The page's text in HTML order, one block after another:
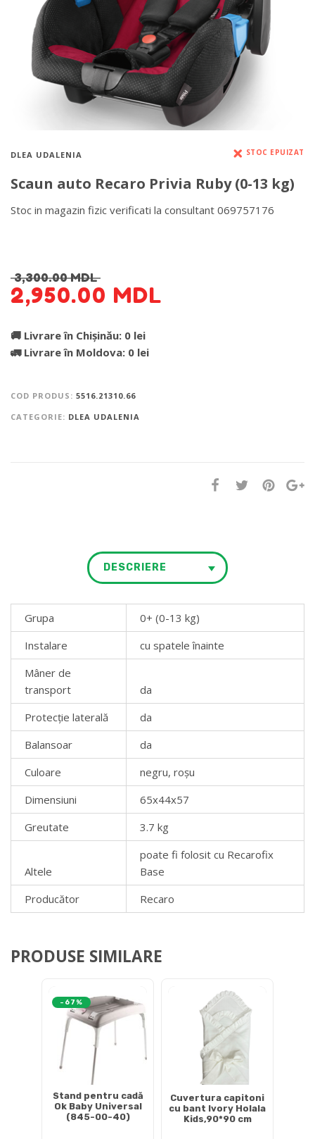
DLEA UDALENIA STOC EPUIZAT
Scaun auto Recaro Privia Ruby (0-13 kg)
Stoc in magazin fizic verificati la consultant 069757176
3,300.00MDL
2,950.00 MDL
🚚 Livrare în Chișinău: 0 lei
🚛 Livrare în Moldova: 0 lei
COD PRODUS: 5516.21310.66
CATEGORIE: DLEA UDALENIA
DESCRIERE
Grupa
0+ (0-13 kg)
Instalare
cu spatele înainte
Mâner de
transport
da
Protecţie laterală
da
Balansoar
da
Culoare
negru, roșu
Dimensiuni
65x44x57
Greutate
3.7 kg
Altele
poate fi folosit cu Recarofix
Base
Producător
Recaro
PRODUSE SIMILARE
-67%
Stand pentru cadă
Ok Baby Universal
(845-00-40)
Cuvertura capitoni
cu bant Ivory Holala
Kids,90*90 cm